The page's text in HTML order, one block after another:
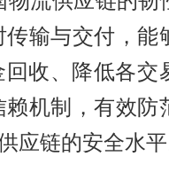
输与交付，能
收、降低各交
机制，有效防
应链的安全水平